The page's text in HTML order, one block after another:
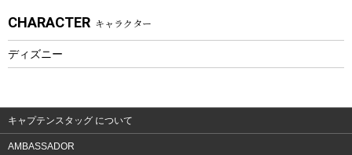
ウェア、タオル
ウェア
CHARACTER キャラクター
ディズニー
キャプテンスタッグ について
AMBASSADOR